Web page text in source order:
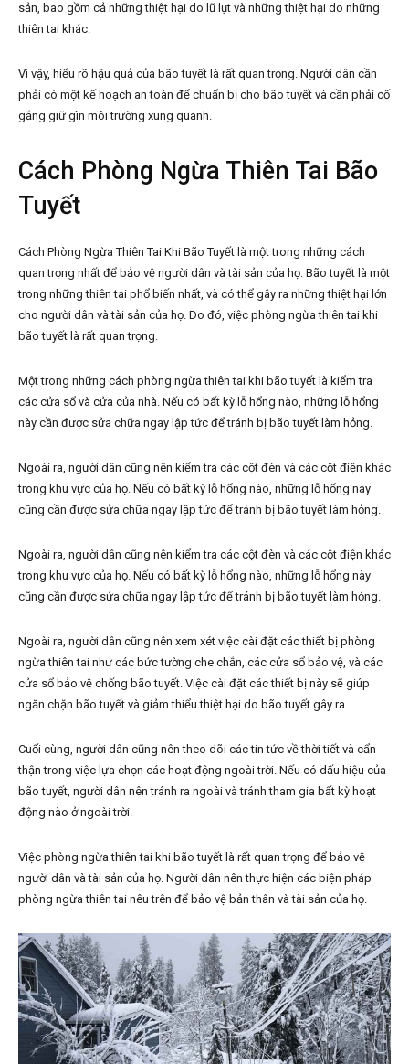
sản, bao gồm cả những thiệt hại do lũ lụt và những thiệt hại do những
thiên tai khác.
Vì vậy, hiểu rõ hậu quả của bão tuyết là rất quan trọng. Người dân cần
phải có một kế hoạch an toàn để chuẩn bị cho bão tuyết và cần phải cố
gắng giữ gìn môi trường xung quanh.
Cách Phòng Ngừa Thiên Tai Bão
Tuyết
Cách Phòng Ngừa Thiên Tai Khi Bão Tuyết là một trong những cách
quan trọng nhất để bảo vệ người dân và tài sản của họ. Bão tuyết là một
trong những thiên tai phổ biến nhất, và có thể gây ra những thiệt hại lớn
cho người dân và tài sản của họ. Do đó, việc phòng ngừa thiên tai khi
bão tuyết là rất quan trọng.
Một trong những cách phòng ngừa thiên tai khi bão tuyết là kiểm tra
các cửa sổ và cửa của nhà. Nếu có bất kỳ lỗ hổng nào, những lỗ hổng
này cần được sửa chữa ngay lập tức để tránh bị bão tuyết làm hỏng.
Ngoài ra, người dân cũng nên kiểm tra các cột đèn và các cột điện khác
trong khu vực của họ. Nếu có bất kỳ lỗ hổng nào, những lỗ hổng này
cũng cần được sửa chữa ngay lập tức để tránh bị bão tuyết làm hỏng.
Ngoài ra, người dân cũng nên kiểm tra các cột đèn và các cột điện khác
trong khu vực của họ. Nếu có bất kỳ lỗ hổng nào, những lỗ hổng này
cũng cần được sửa chữa ngay lập tức để tránh bị bão tuyết làm hỏng.
Ngoài ra, người dân cũng nên xem xét việc cài đặt các thiết bị phòng
ngừa thiên tai như các bức tường che chắn, các cửa sổ bảo vệ, và các
cửa sổ bảo vệ chống bão tuyết. Việc cài đặt các thiết bị này sẽ giúp
ngăn chặn bão tuyết và giảm thiểu thiệt hại do bão tuyết gây ra.
Cuối cùng, người dân cũng nên theo dõi các tin tức về thời tiết và cẩn
thận trong việc lựa chọn các hoạt động ngoài trời. Nếu có dấu hiệu của
bão tuyết, người dân nên tránh ra ngoài và tránh tham gia bất kỳ hoạt
động nào ở ngoài trời.
Việc phòng ngừa thiên tai khi bão tuyết là rất quan trọng để bảo vệ
người dân và tài sản của họ. Người dân nên thực hiện các biện pháp
phòng ngừa thiên tai nêu trên để bảo vệ bản thân và tài sản của họ.